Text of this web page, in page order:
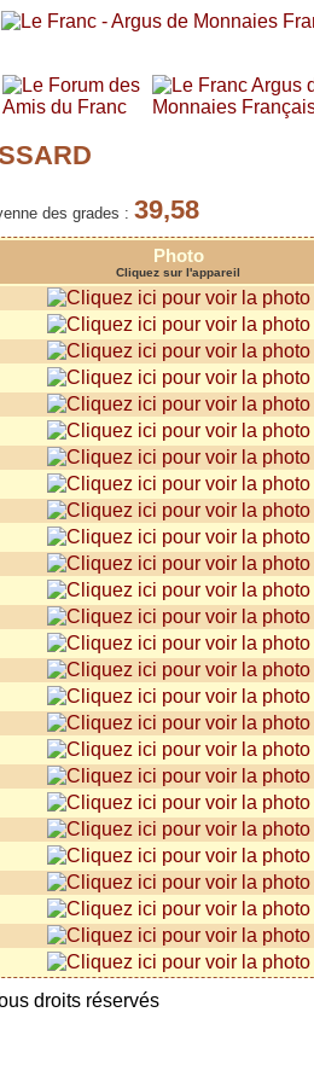
des grades : 39,58
Photo
Cliquez sur l'appareil
droits réservés